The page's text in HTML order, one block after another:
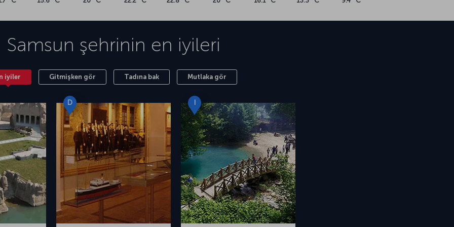
kullanarak şehir merkezine ulaşabilirsiniz.
Samsun şehrinin en iyileri
iyiler Gitmişken gör Tadına bak Mutlaka gör
D